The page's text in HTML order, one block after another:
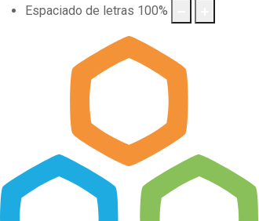
Espaciado de letras 100%